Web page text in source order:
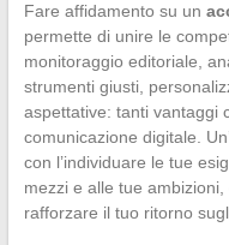
Fare affidamento su un
permette di unire le
monitoraggio editoriale,
strumenti giusti,
aspettative: tanti vantaggi
comunicazione digitale.
con l’individuare le tue
mezzi e alle tue
rafforzare il tuo ritorno